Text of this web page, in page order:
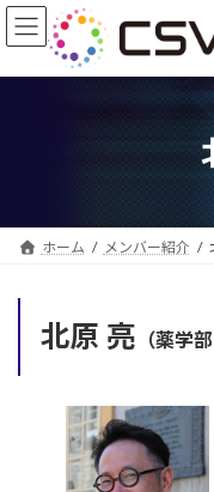
コ
ン
ン
プ
ナ
ビ
ー
動
ホーム メンバー紹介
北原 亮 （薬学